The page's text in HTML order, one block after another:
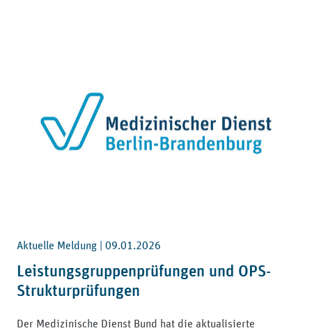
Aktuelle Meldung | 09.01.2026
Leistungsgruppenprüfungen und OPS-
Strukturprüfungen
Der Medizinische Dienst Bund hat die aktualisierte